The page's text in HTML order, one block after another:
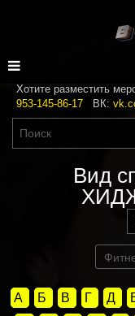
Хотите разместить
953-145-86-17 ВК:
Вид
А Б В Г Д